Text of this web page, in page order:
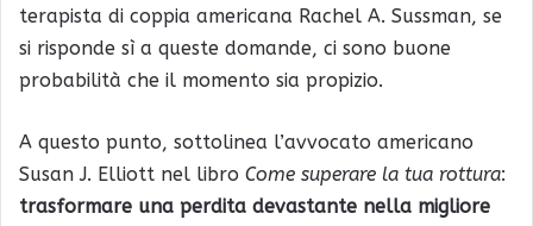
terapista di coppia americana Rachel A. Sussman, se
si risponde sì a queste domande, ci sono buone
probabilità che il momento sia propizio.
A questo punto, sottolinea l’avvocato americano
Susan J. Elliott nel libro Come superare la tua rottura:
trasformare una perdita devastante nella migliore